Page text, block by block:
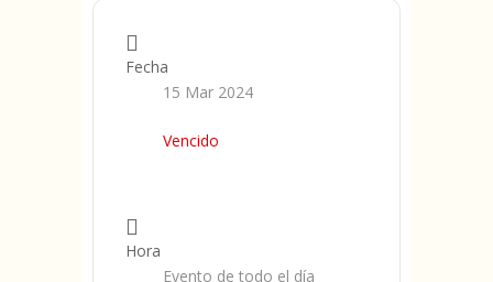
Fecha
15 Mar 2024
Vencido
Hora
Evento de todo el día